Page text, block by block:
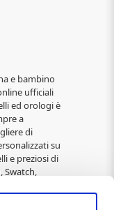
e bambino
ufficiali
ed orologi è
a
di
su
e preziosi di
Swatch,